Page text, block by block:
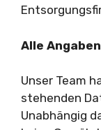
Alle
Unser Team
stehenden
Unabhängig